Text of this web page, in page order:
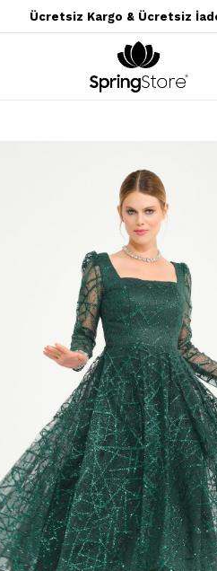
Ücretsiz Kargo & Ücretsiz